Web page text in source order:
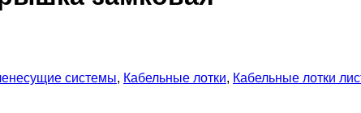
системы, Кабельные лотки, Кабельные лотки